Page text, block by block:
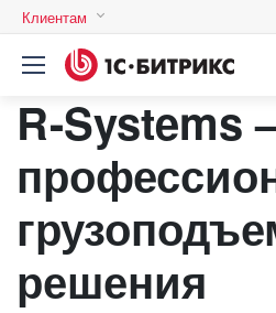
Клиентам
Логин
Пароль
R-Systems
решения